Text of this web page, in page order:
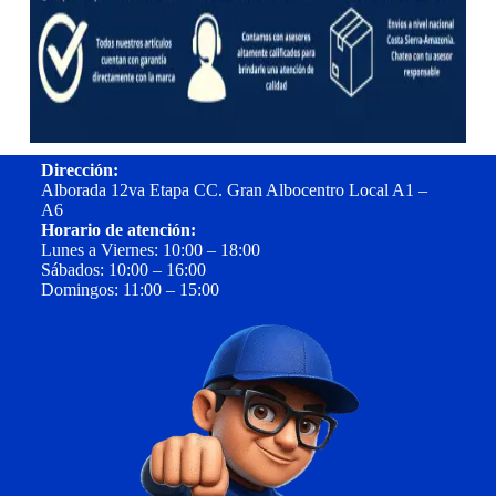
Dirección:
Alborada 12va Etapa CC. Gran Albocentro Local A1 –
A6
Horario de atención:
Lunes a Viernes: 10:00 – 18:00
Sábados: 10:00 – 16:00
Domingos: 11:00 – 15:00